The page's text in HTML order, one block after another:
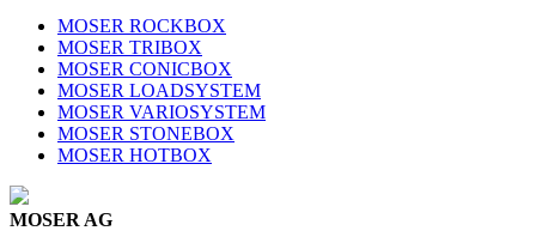
MOSER ROCKBOX
MOSER TRIBOX
MOSER CONICBOX
MOSER LOADSYSTEM
MOSER VARIOSYSTEM
MOSER STONEBOX
MOSER HOTBOX
MOSER AG